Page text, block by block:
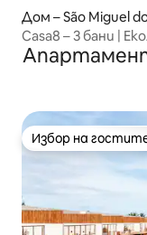
Дом – São Miguel
Casa8 – 3 бани |
Избор на
Избор на